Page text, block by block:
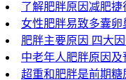
了解肥胖原因减肥捷
女性肥胖易致多囊卵
肥胖主要原因 四大
中老年人肥胖原因及
超重和肥胖是前期